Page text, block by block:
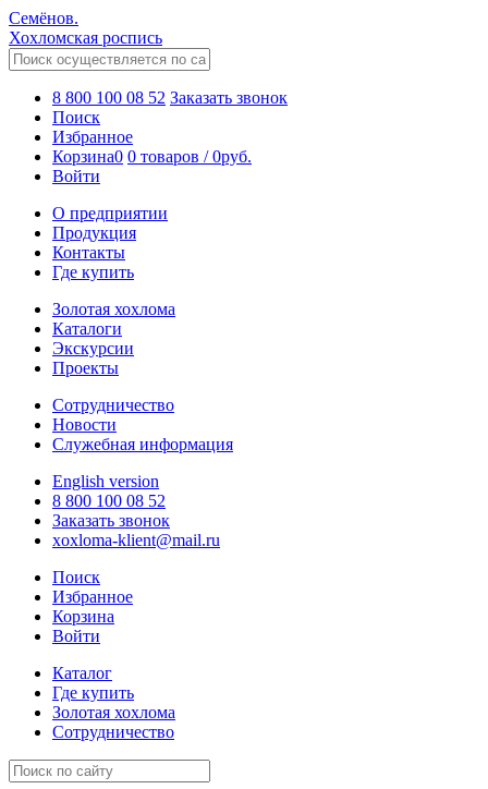
Семёнов.
Хохломская роспись
8 800 100 08 52 Заказать звонок
Поиск
Избранное
Корзина0 0 товаров /0руб.
Войти
О предприятии
Продукция
Контакты
Где купить
Золотая хохлома
Каталоги
Экскурсии
Проекты
Сотрудничество
Новости
Служебная информация
English version
8 800 100 08 52
Заказать звонок
xoxloma-klient@mail.ru
Поиск
Избранное
Корзина
Войти
Каталог
Где купить
Золотая хохлома
Сотрудничество